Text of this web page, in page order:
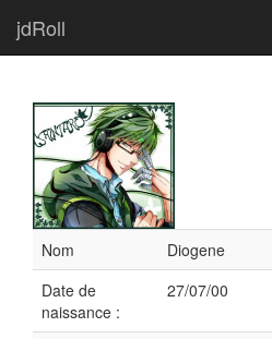
jdRoll
Nom
Diogene
Date de
naissance :
27/07/00